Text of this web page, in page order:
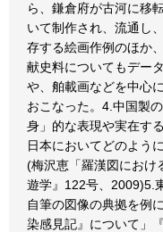
ら、鎌倉府が古河に移
いて制作され、流通し
存する絵画作例のほか
献史料についてもデー
や、舶載画などを中心
おこなった。4.中国製
身」的な表現や実在す
日本においてどのよう
(梅沢恵「羅漢図におけ
遊学』122号、2009)5.
自筆の図像の典拠を例
染感見記』について」